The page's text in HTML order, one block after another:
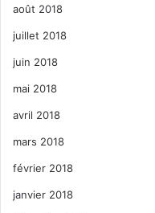
août 2018
juillet 2018
juin 2018
mai 2018
avril 2018
mars 2018
février 2018
janvier 2018